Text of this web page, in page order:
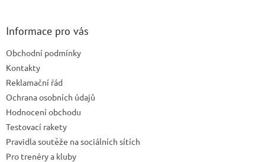
Informace pro vás
Obchodní podmínky
Kontakty
Reklamační řád
Ochrana osobních údajů
Hodnocení obchodu
Testovací rakety
Pravidla soutěže na sociálních sítích
Pro trenéry a kluby